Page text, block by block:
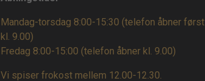
Mandag-torsdag 8:00-15:30 (telefon åbner først
kl. 9.00)
Fredag 8:00-15:00 (telefon åbner kl. 9.00)
Vi spiser frokost mellem 12.00-12.30.